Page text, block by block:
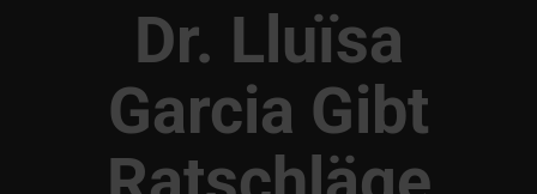
Dr. Lluïsa
Garcia Gibt